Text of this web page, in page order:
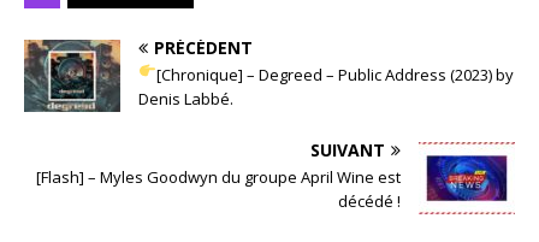
PRÉCÉDENT
[Chronique] – Degreed – Public Address (2023) by
Denis Labbé.
SUIVANT
[Flash] – Myles Goodwyn du groupe April Wine est
décédé !